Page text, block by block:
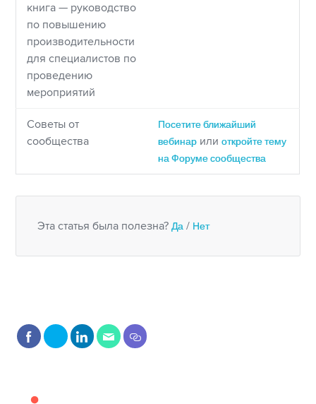
книга — руководство
по повышению
производительности
для специалистов по
проведению
мероприятий
Советы от
сообщества
Посетите ближайший
вебинар илиоткройте тему
на Форуме сообщества
Эта статья была полезна? Да / Нет